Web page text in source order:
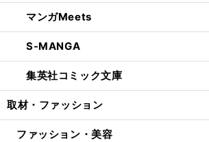
マンガMeets
S-MANGA
集英社コミック文庫
取材・ファッション
ファッション・美容